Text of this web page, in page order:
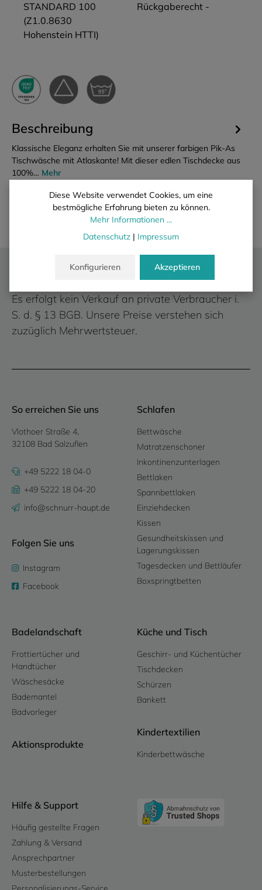
STANDARD 100
(Z1.0.8630
Hohenstein HTTI)
Rückgaberecht -
Beschreibung
Klassische Eleganz erhalten Sie mit unserer farbigen Pik-As
Tischwäsche mit Atlaskante! Mit dieser edlen Tischdecke aus
100%… Mehr
Eigenschaften
Wir liefern ausschließlich an gewerbliche
Es erfolgt kein Verkauf an private Verbraucher i.
S. d. § 13 BGB. Unsere Preise verstehen sich
zuzüglich Mehrwertsteuer.
So erreichen Sie uns
Vlothoer Straße 4,
32108 Bad Salzuflen
+49 5222 18 04-0
+49 5222 18 04-20
info@schnurr-haupt.de
Folgen Sie uns
Instagram
Facebook
Schlafen
Bettwäsche
Matratzenschoner
Inkontinenzunterlagen
Bettlaken
Spannbettlaken
Einziehdecken
Kissen
Gesundheitskissen und
Lagerungskissen
Tagesdecken und Bettläufer
Boxspringtbetten
Badelandschaft
Frottiertücher und
Handtücher
Wäschesäcke
Bademantel
Badvorleger
Aktionsprodukte
Küche und Tisch
Geschirr- und Küchentücher
Tischdecken
Schürzen
Bankett
Kindertextilien
Kinderbettwäsche
Hilfe & Support
Häufig gestellte Fragen
Zahlung & Versand
Ansprechpartner
Musterbestellungen
Diese Website verwendet Cookies, um eine
bestmögliche Erfahrung bieten zu können.
Mehr Informationen ...
Datenschutz | Impressum
Konfigurieren Akzeptieren